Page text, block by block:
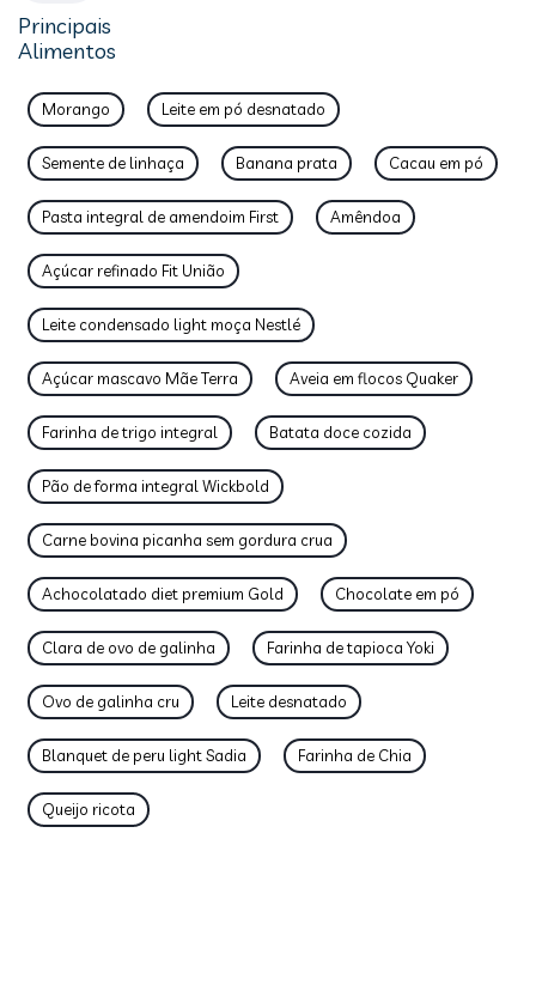
Principais
Alimentos
Morango Leite em pó desnatado
Semente de linhaça Banana prata Cacau em pó
Pasta integral de amendoim First Amêndoa
Açúcar refinado Fit União
Leite condensado light moça Nestlé
Açúcar mascavo Mãe Terra Aveia em flocos Quaker
Farinha de trigo integral Batata doce cozida
Pão de forma integral Wickbold
Carne bovina picanha sem gordura crua
Achocolatado diet premium Gold Chocolate em pó
Clara de ovo de galinha Farinha de tapioca Yoki
Ovo de galinha cru Leite desnatado
Blanquet de peru light Sadia Farinha de Chia
Queijo ricota